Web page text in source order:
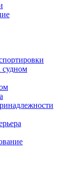
судном